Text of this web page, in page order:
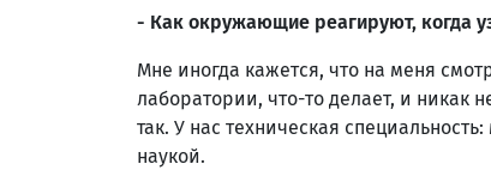
- Как окружающие реагируют, когда
Мне иногда кажется, что на меня
лаборатории, что-то делает, и
так. У нас техническая
наукой.